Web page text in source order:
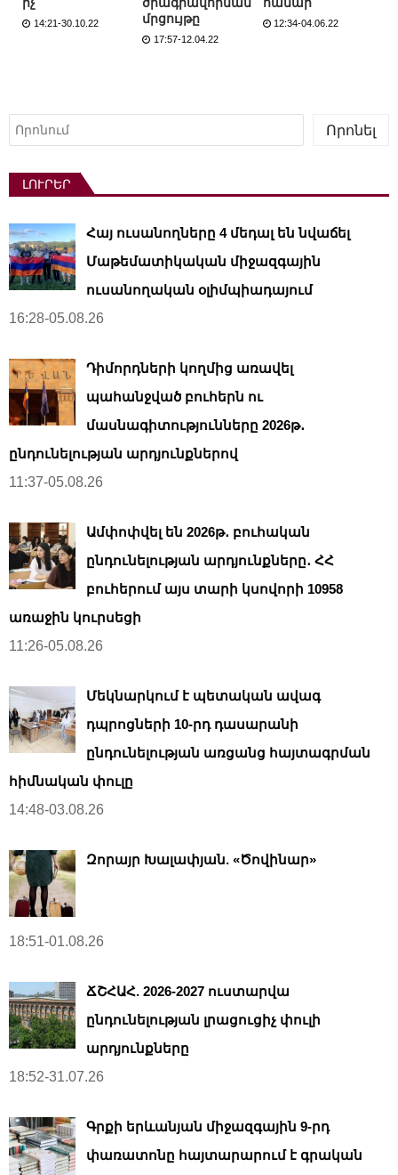
14:21-30.10.22
մրցույթը
17:57-12.04.22
12:34-04.06.22
Որոնել
Որոնել
ԼՈՒՐԵՐ
Հայ ուսանողները 4 մեդալ են նվաճել
Մաթեմատիկական միջազգային
ուսանողական օլիմպիադայում
16:28-05.08.26
Դիմորդների կողմից առավել
պահանջված բուհերն ու
մասնագիտությունները 2026թ․
ընդունելության արդյունքներով
11:37-05.08.26
Ամփոփվել են 2026թ․ բուհական
ընդունելության արդյունքները․ ՀՀ
բուհերում այս տարի կսովորի 10958
առաջին կուրսեցի
11:26-05.08.26
Մեկնարկում է պետական ավագ
դպրոցների 10-րդ դասարանի
ընդունելության առցանց հայտագրման
հիմնական փուլը
14:48-03.08.26
Զորայր Խալափյան. «Ծովինար»
18:51-01.08.26
ՃՇՀԱՀ. 2026-2027 ուստարվա
ընդունելության լրացուցիչ փուլի
արդյունքները
18:52-31.07.26
Գրքի երևանյան միջազգային 9-րդ
փառատոնը հայտարարում է գրական